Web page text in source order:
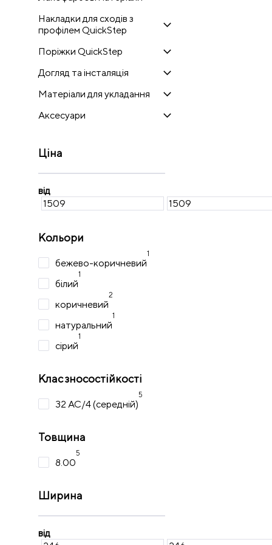
Накладки для сходів з
профілем QuickStep
Поріжки QuickStep
Догляд та інсталяція
Матеріали для укладання
Аксесуари
Ціна
від
Кольори
бежево-коричневий
1
білий
1
коричневий
2
натуральний
1
сірий
1
Клас зносостійкості
32 AC/4 (середній)
5
Товщина
8.00
5
Ширина
від